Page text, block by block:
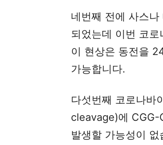
네번째 전에 사스
되었는데 이번 코
이 현상은 동전을
가능합니다.
다섯번째 코로나바
cleavage)에 CGG-
발생할 가능성이